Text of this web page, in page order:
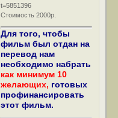
t=5851396
Стоимость 2000р.
Для того, чтобы
фильм был отдан на
перевод нам
необходимо набрать
как минимум 10
желающих, готовых
профинансировать
этот фильм.